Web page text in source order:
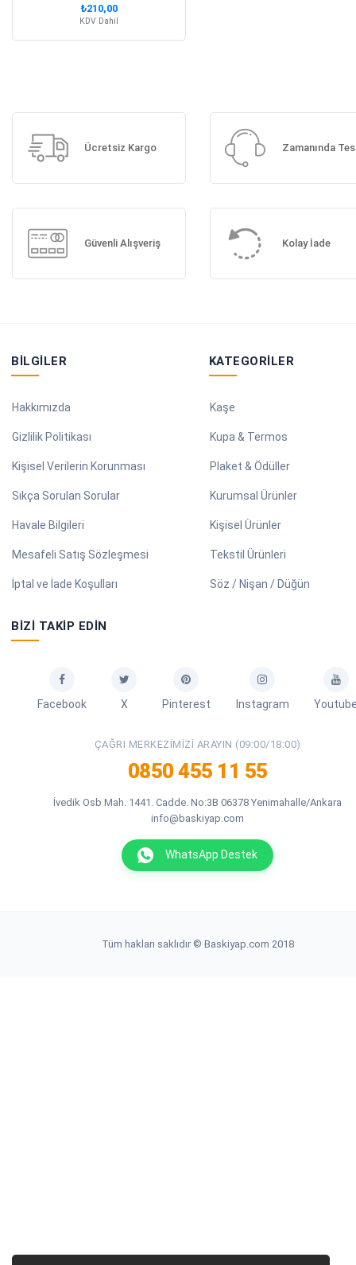
₺210,00
KDV Dahil
Ücretsiz Kargo Zamanında
Güvenli Alışveriş Kolay İade
BILGILER
Hakkımızda
Gizlilik Politikası
Kişisel Verilerin Korunması
Sıkça Sorulan Sorular
Havale Bilgileri
Mesafeli Satış Sözleşmesi
İptal ve İade Koşulları
KATEGORILER
Kaşe
Kupa & Termos
Plaket & Ödüller
Kurumsal Ürünler
Kişisel Ürünler
Tekstil Ürünleri
Söz / Nişan / Düğün
BIZI TAKIP EDIN
Facebook X Pinterest Instagram
ÇAĞRI MERKEZIMIZI ARAYIN (09:00/18:00)
0850 455 11 55
İvedik Osb Mah. 1441. Cadde. No:3B 06378 Yenimahalle/Ankara
info@baskiyap.com
WhatsApp Destek
Tüm hakları saklıdır © Baskiyap.com 2018